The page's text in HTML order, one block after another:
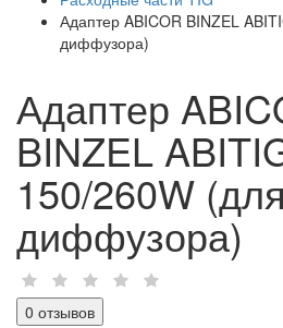
Адаптер ABICOR BINZEL
диффузора)
Адаптер
BINZEL
150/260W
диффузора)
0 отзывов